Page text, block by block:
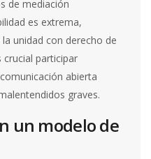
de mediación
es extrema,
unidad con derecho de
crucial participar
abierta
graves.
un modelo de